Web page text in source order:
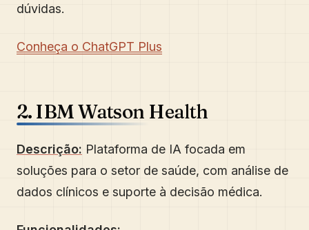
dúvidas.
Conheça o ChatGPT Plus
2. IBM Watson Health
Descrição: Plataforma de IA focada em
soluções para o setor de saúde, com análise de
dados clínicos e suporte à decisão médica.